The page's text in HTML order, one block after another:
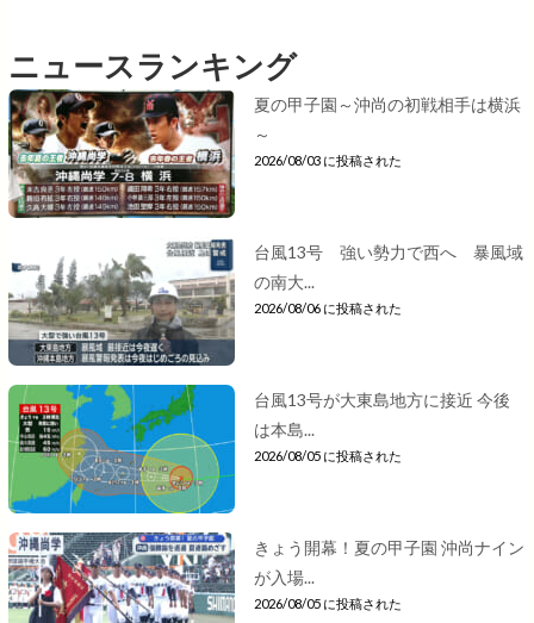
ニュースランキング
夏の甲子園～沖尚の初戦相手は横浜
～
2026/08/03 に投稿された
台風13号 強い勢力で西へ 暴風域
の南大...
2026/08/06 に投稿された
台風13号が大東島地方に接近 今後
は本島...
2026/08/05 に投稿された
きょう開幕！夏の甲子園 沖尚ナイン
が入場...
2026/08/05 に投稿された